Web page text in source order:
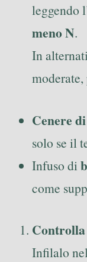
leggendo
meno N.
In
Cenere
solo se il
Infuso di
come
Controlla
Infilalo